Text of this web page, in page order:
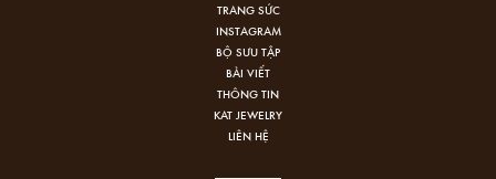
TRANG SỨC
INSTAGRAM
BỘ SƯU TẬP
BÀI VIẾT
THÔNG TIN
KAT JEWELRY
LIÊN HỆ